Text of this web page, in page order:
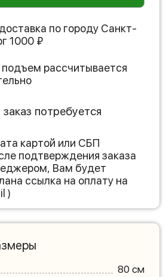
по городу Санкт-
1000 ₽
рассчитывается
потребуется
картой или СБП
подтверждения заказа
Вам будет
ссылка на оплату на
)
80 см